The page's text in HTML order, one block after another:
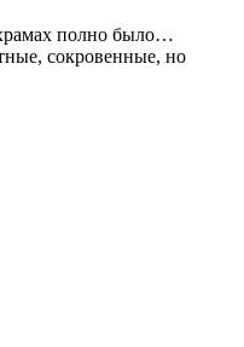
полно было…
сокровенные, но